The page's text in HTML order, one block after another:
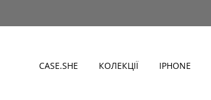
CASE.SHE КОЛЕКЦІЇ IPHONE